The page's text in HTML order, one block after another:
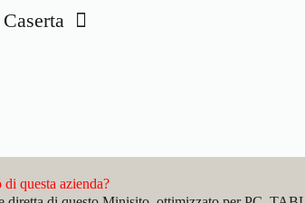
questa azienda?